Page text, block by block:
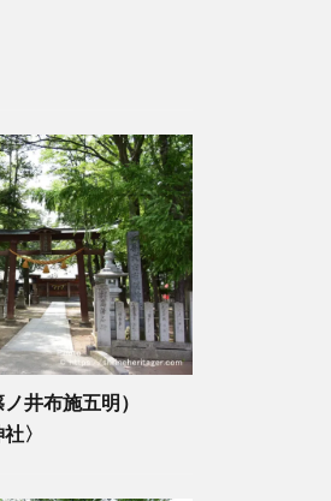
井布施五明）
〉